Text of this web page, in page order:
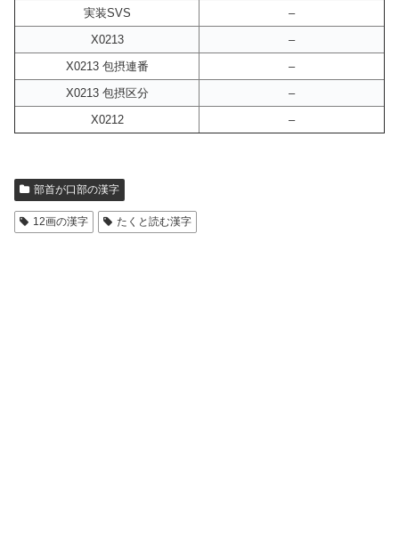
実装SVS
–
X0213
–
X0213 包摂連番
–
X0213 包摂区分
–
X0212
–
部首が口部の漢字
12画の漢字 たくと読む漢字